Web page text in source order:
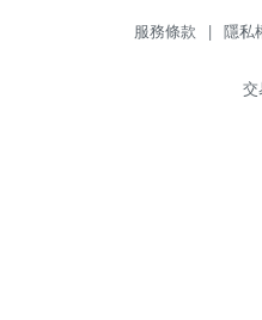
服務條款 | 隱私
交